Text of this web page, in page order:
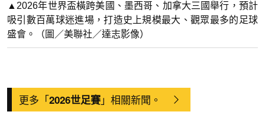
▲2026年世界盃橫跨美國、墨西哥、加拿大三國舉行，預計
吸引數百萬球迷進場，打造史上規模最大、觀眾最多的足球
盛會。（圖／美聯社／達志影像）
更多「2026世足賽」相關新聞。